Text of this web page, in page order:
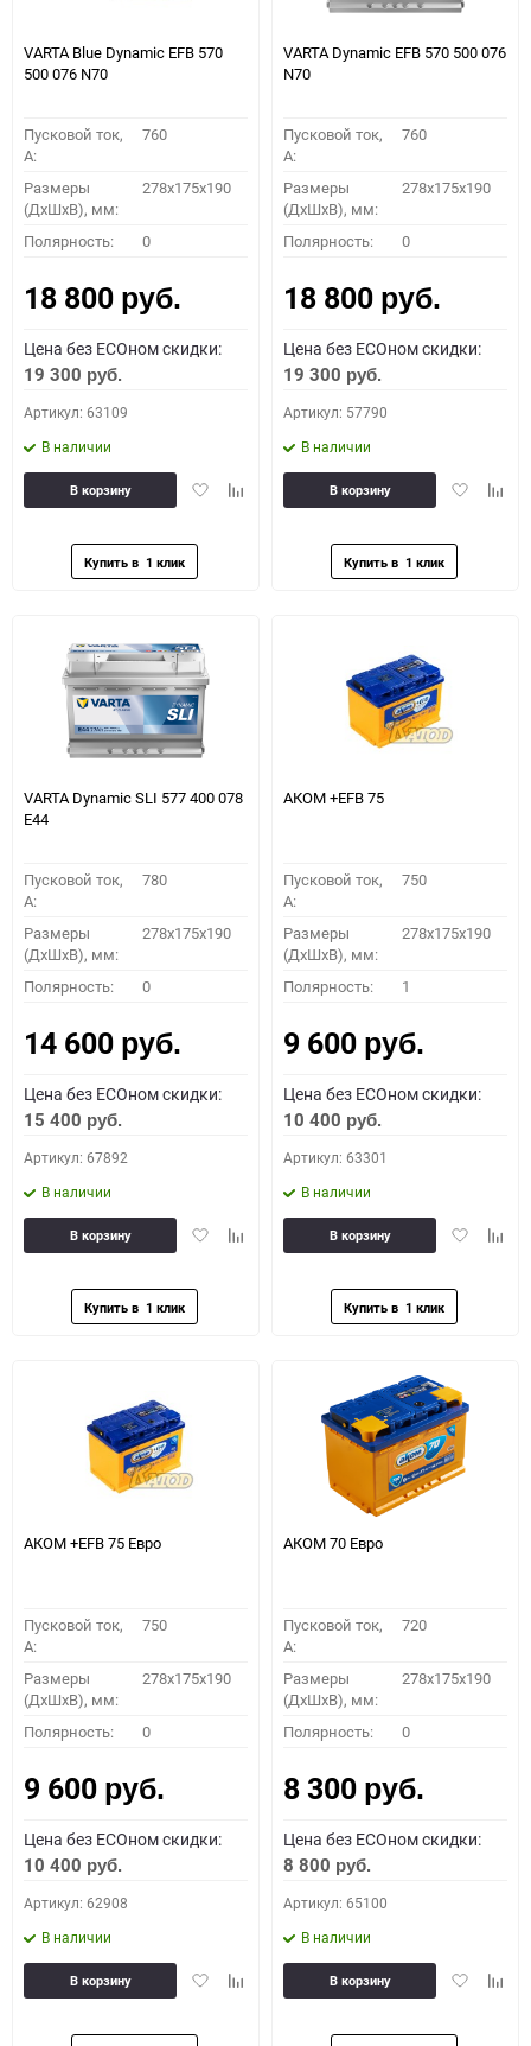
VARTA Blue Dynamic EFB 570
500 076 N70
Пусковой ток,
A:
760
Размеры
(ДхШхВ), мм:
278x175x190
Полярность: 0
18 800 руб.
Цена без ECOном скидки:
19 300 руб.
Артикул: 63109
В наличии
ДобавитьДобавить
В корзину
VARTA Dynamic EFB 570 500 076
N70
Пусковой ток,
A:
760
Размеры
(ДхШхВ), мм:
278x175x190
Полярность: 0
18 800 руб.
Цена без ECOном скидки:
19 300 руб.
Артикул: 57790
В наличии
Добавить
В корзину
VARTA Dynamic SLI 577 400 078
E44
Пусковой ток,
A:
780
Размеры
(ДхШхВ), мм:
278x175x190
Полярность: 0
14 600 руб.
Цена без ECOном скидки:
15 400 руб.
Артикул: 67892
В наличии
ДобавитьДобавить
В корзину
АКОМ +EFB 75
Пусковой ток,
A:
750
Размеры
(ДхШхВ), мм:
278x175x190
Полярность: 1
9 600 руб.
Цена без ECOном скидки:
10 400 руб.
Артикул: 63301
В наличии
Добавить
В корзину
АКОМ +EFB 75 Евро
Пусковой ток,
A:
750
Размеры
(ДхШхВ), мм:
278x175x190
Полярность: 0
9 600 руб.
Цена без ECOном скидки:
10 400 руб.
Артикул: 62908
В наличии
ДобавитьДобавить
В корзину
АКОМ 70 Евро
Пусковой ток,
A:
720
Размеры
(ДхШхВ), мм:
278x175x190
Полярность: 0
8 300 руб.
Цена без ECOном скидки:
8 800 руб.
Артикул: 65100
В наличии
Добавить
В корзину